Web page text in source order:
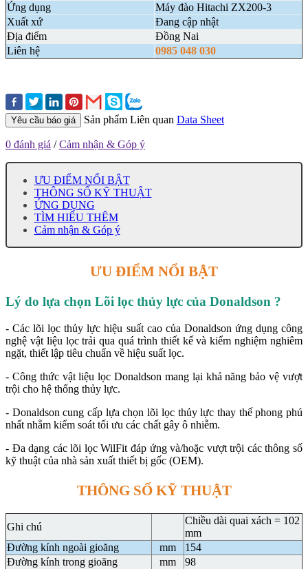
Ứng dụng
Máy đào Hitachi ZX200-3
Xuất xứ
Đang cập nhật
Địa điểm
Đồng Nai
Liên hệ
0985 048 030
Yêu cầu báo giá Sản phẩm Liên quan Data Sheet
0 đánh giá /Cảm nhận & Góp ý
ƯU ĐIỂM NỔI BẬT
THÔNG SỐ KỸ THUẬT
ỨNG DỤNG
TÌM HIỂU THÊM
Cảm nhận & Góp ý
ƯU ĐIỂM NỔI BẬT
Lý do lựa chọn Lõi lọc thủy lực của Donaldson ?
- Các lõi lọc thủy lực hiệu suất cao của Donaldson ứng dụng công
nghệ vật liệu lọc trải qua quá trình thiết kế và kiểm nghiệm nghiêm
ngặt, thiết lập tiêu chuẩn về hiệu suất lọc.
- Công thức vật liệu lọc Donaldson mang lại khả năng bảo vệ vượt
trội cho hệ thống thủy lực.
- Donaldson cung cấp lựa chọn lõi lọc thủy lực thay thế phong phú
nhất nhằm kiểm soát tối ưu các chất gây ô nhiễm.
- Đa dạng các lõi lọc WilFit đáp ứng và/hoặc vượt trội các thông số
kỹ thuật của nhà sản xuất thiết bị gốc (OEM).
THÔNG SỐ KỸ THUẬT
Ghi chú
Chiều dài quai xách = 102
mm
Đường kính ngoài gioăng
mm
154
Đường kính trong gioăng
mm
98